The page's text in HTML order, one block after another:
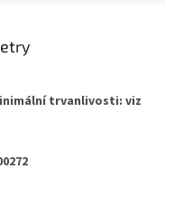
trvanlivosti: viz